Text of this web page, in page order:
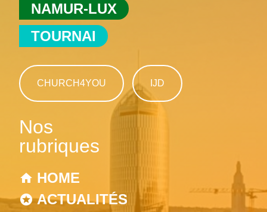
NAMUR-LUX
TOURNAI
CHURCH4YOU IJD
Nos
rubriques
HOME
ACTUALITÉS